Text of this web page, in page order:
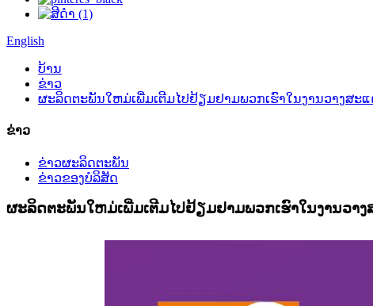
English
ບ້ານ
ຂ່າວ
ຜະລິດຕະພັນໃຫມ່ເພີ່ມເຕີມໄປຢ້ຽມຢາມພວກເຮົາໃນງານວາງສະແ
ຂ່າວ
ຂ່າວຜະລິດຕະພັນ
ຂ່າວຂອງບໍລິສັດ
ຜະລິດຕະພັນໃຫມ່ເພີ່ມເຕີມໄປຢ້ຽມຢາມພວກເຮົາໃນງານວາ